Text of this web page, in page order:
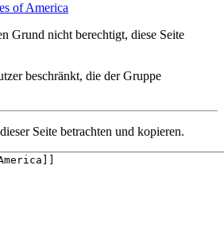
of America
Grund nicht berechtigt, diese Seite
beschränkt, die der Gruppe
Seite betrachten und kopieren.